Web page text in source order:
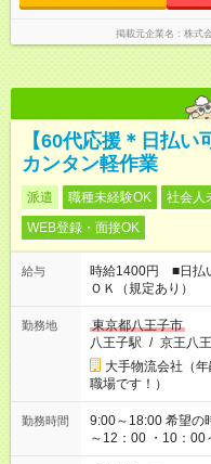
掲載元企業名 株式
【60代応援＊日払
カンタン軽作業
派遣 職種未経験OK 社会人
WEB登録・面接OK
給与
時給1400円 ■日払
ＯＫ（規定あり）
勤務地
東京都八王子市
八王子駅 / 京王八
大手物流会社（
職場です！）
勤務時間
9:00～18:00 希望の時間帯を選べます！ ＜シフト例＞ ・8：30
～12：00 ・10：
22：00 ・22：00～